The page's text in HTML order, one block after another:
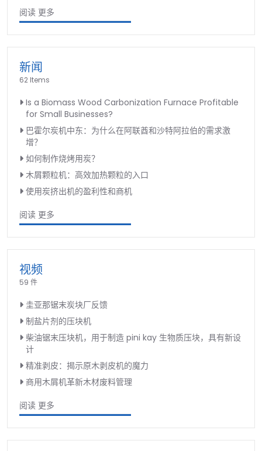
阅读 更多
新闻
62 Items
Is a Biomass Wood Carbonization Furnace Profitable
for Small Businesses?
巴霍尔炭机中东：为什么在阿联酋和沙特阿拉伯的需求激
增？
如何制作烧烤用炭？
木屑颗粒机：高效加热颗粒的入口
使用炭挤出机的盈利性和商机
阅读 更多
视频
59 件
圭亚那锯末炭块厂反馈
制盐片剂的压块机
柴油锯末压块机，用于制造 pini kay 生物质压块，具有新设
计
精准剥皮：揭示原木剥皮机的魔力
商用木屑机革新木材废料管理
阅读 更多